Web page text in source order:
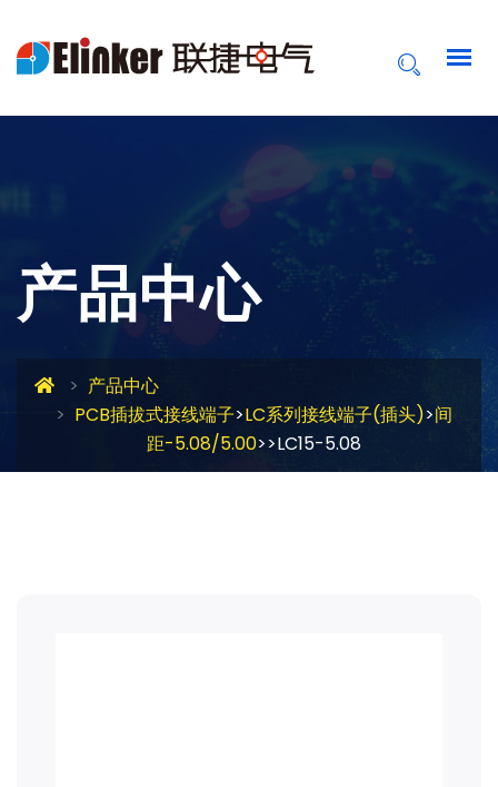
产品中心
产品中心
PCB插拔式接线端子>LC系列接线端子(插头)>间
距-5.08/5.00>>LC15-5.08